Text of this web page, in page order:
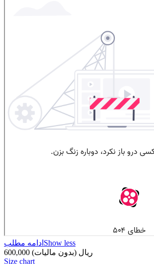
ادامه مطلب Show less
600,000 ریال (بدون مالیات)
Size chart